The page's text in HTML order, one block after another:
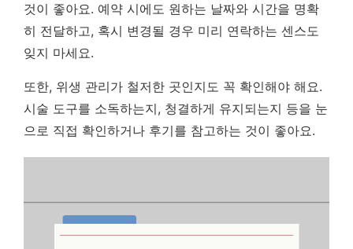
것이 좋아요. 예약 시에도 원하는 날짜와 시간을 명확
히 전달하고, 혹시 변경될 경우 미리 연락하는 센스도
잊지 마세요.
또한, 위생 관리가 철저한 곳인지도 꼭 확인해야 해요.
시술 도구를 소독하는지, 청결하게 유지되는지 등을 눈
으로 직접 확인하거나 후기를 참고하는 것이 좋아요.